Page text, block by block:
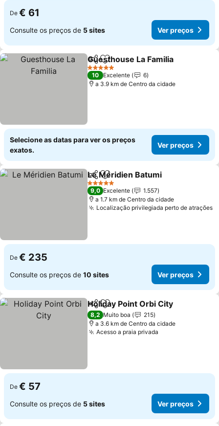
De € 61
Consulte os preços de 5 sites Ver preços
PartilharAdicionar aos favoritos
Guesthouse La Familia
5 Estrelas
10 Excelente
6
a 3.9 km de Centro da cidade
Selecione as datas para ver os preços
exatos.
Ver preços
PartilharAdicionar aos favoritos
Le Méridien Batumi
5 Estrelas
9,0 Excelente
1.557
a 1.7 km de Centro da cidade
Localização privilegiada perto de atrações
De € 235
Consulte os preços de 10 sites Ver preços
PartilharAdicionar aos favoritos
Holiday Point Orbi City
8,2 Muito boa
215
a 3.6 km de Centro da cidade
Acesso a praia privada
De € 57
Consulte os preços de 5 sites Ver preços